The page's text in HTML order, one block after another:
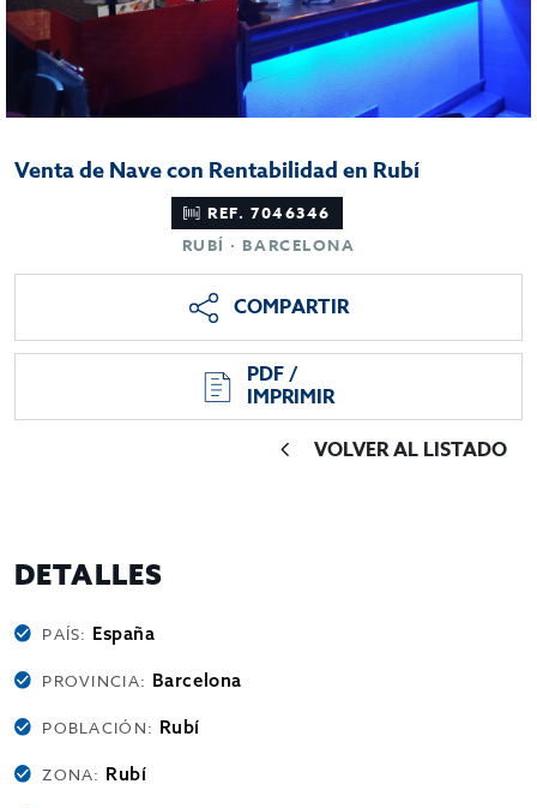
Venta de Nave con Rentabilidad en Rubí
REF. 7046346
RUBÍ · BARCELONA
COMPARTIR
PDF /
IMPRIMIR
VOLVER AL LISTADO
DETALLES
PAÍS: España
PROVINCIA: Barcelona
POBLACIÓN: Rubí
ZONA: Rubí